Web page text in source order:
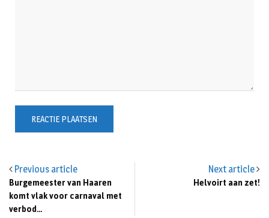
Previous article
Burgemeester van Haaren
komt vlak voor carnaval met
verbod…
Next article
Helvoirt aan zet!